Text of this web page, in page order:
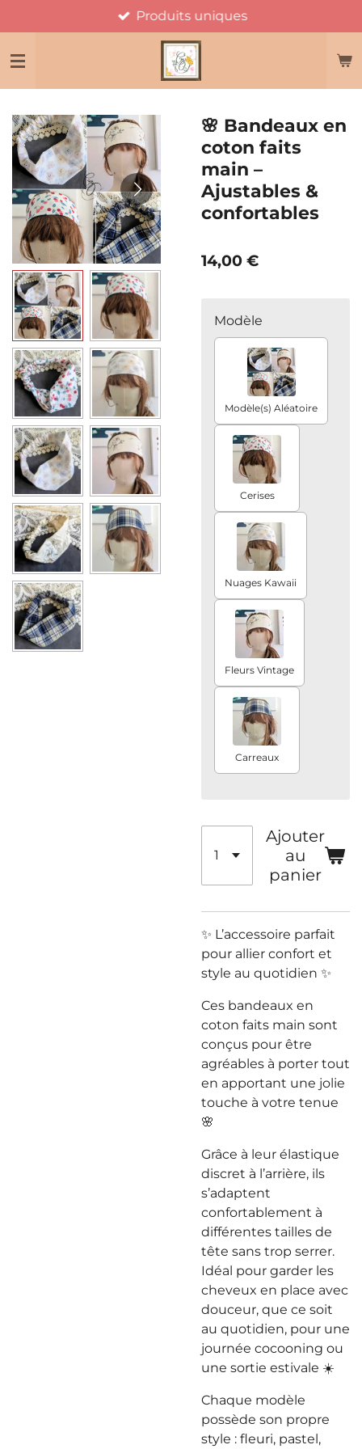
au
contenu
Produits uniques
🌸 Bandeaux en
coton faits
main –
Ajustables &
confortables
14,00 €
Modèle
Modèle(s) Aléatoire
Cerises
Nuages Kawaii
Fleurs Vintage
Carreaux
Ajouter
au
panier
✨ L’accessoire parfait
pour allier confort et
style au quotidien ✨
Ces bandeaux en
coton faits main sont
conçus pour être
agréables à porter tout
en apportant une jolie
touche à votre tenue
🌸
Grâce à leur élastique
discret à l’arrière, ils
s’adaptent
confortablement à
différentes tailles de
tête sans trop serrer.
Idéal pour garder les
cheveux en place avec
douceur, que ce soit
au quotidien, pour une
journée cocooning ou
une sortie estivale ☀️
Chaque modèle
possède son propre
style : fleuri, pastel,